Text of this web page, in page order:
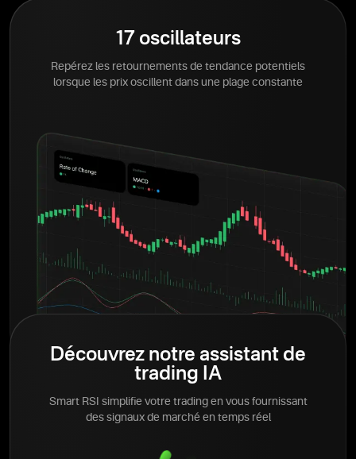
17 oscillateurs
Repérez les retournements de tendance potentiels
lorsque les prix oscillent dans une plage constante
Découvrez notre assistant de
trading IA
Smart RSI simplifie votre trading en vous fournissant
des signaux de marché en temps réel